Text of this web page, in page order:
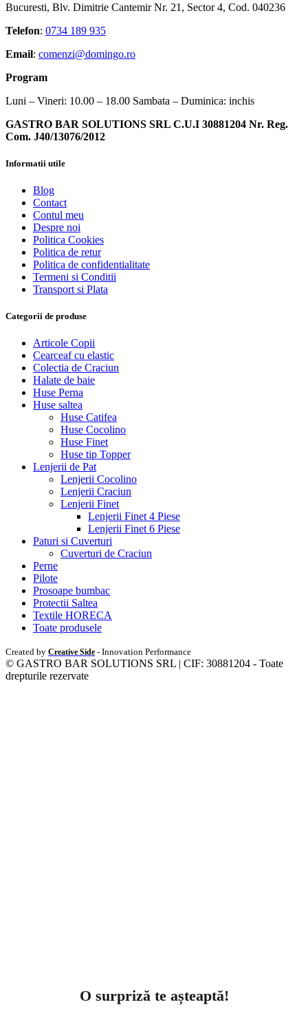
Bucuresti, Blv. Dimitrie Cantemir Nr. 21, Sector 4, Cod. 040236
Telefon: 0734 189 935
Email: comenzi@domingo.ro
Program
Luni – Vineri: 10.00 – 18.00 Sambata – Duminica: inchis
GASTRO BAR SOLUTIONS SRL C.U.I 30881204 Nr. Reg.
Com. J40/13076/2012
Informatii utile
Blog
Contact
Contul meu
Despre noi
Politica Cookies
Politica de retur
Politica de confidentialitate
Termeni si Conditii
Transport si Plata
Categorii de produse
Articole Copii
Cearceaf cu elastic
Colectia de Craciun
Halate de baie
Huse Perna
Huse saltea
Huse Catifea
Huse Cocolino
Huse Finet
Huse tip Topper
Lenjerii de Pat
Lenjerii Cocolino
Lenjerii Craciun
Lenjerii Finet
Lenjerii Finet 4 Piese
Lenjerii Finet 6 Piese
Paturi si Cuverturi
Cuverturi de Craciun
Perne
Pilote
Prosoape bumbac
Protectii Saltea
Textile HORECA
Toate produsele
Created by Creative Side - Innovation Performance
© GASTRO BAR SOLUTIONS SRL | CIF: 30881204 - Toate
drepturile rezervate
O surpriză te așteaptă!